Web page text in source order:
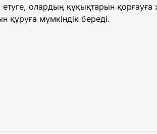
етуге, олардың құқықтарын
құруға мүмкіндік береді.